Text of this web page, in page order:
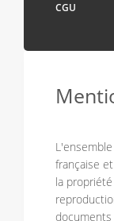
CGU
française
la
documents